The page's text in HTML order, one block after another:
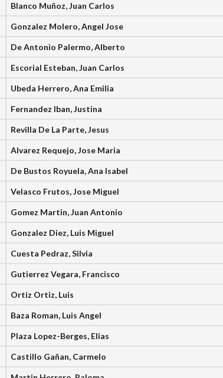
Blanco Muñoz, Juan Carlos
Gonzalez Molero, Angel Jose
De Antonio Palermo, Alberto
Escorial Esteban, Juan Carlos
Ubeda Herrero, Ana Emilia
Fernandez Iban, Justina
Revilla De La Parte, Jesus
Alvarez Requejo, Jose Maria
De Bustos Royuela, Ana Isabel
Velasco Frutos, Jose Miguel
Gomez Martin, Juan Antonio
Gonzalez Diez, Luis Miguel
Cuesta Pedraz, Silvia
Gutierrez Vegara, Francisco
Ortiz Ortiz, Luis
Baza Roman, Luis Angel
Plaza Lopez-Berges, Elias
Castillo Gañan, Carmelo